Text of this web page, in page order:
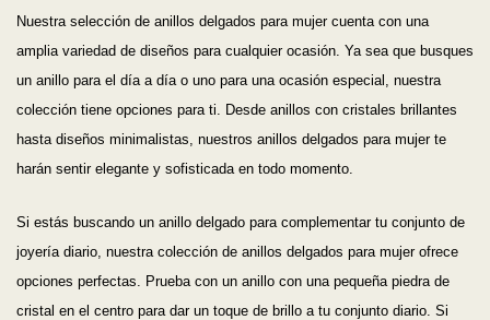
Nuestra selección de anillos delgados para mujer cuenta con una
amplia variedad de diseños para cualquier ocasión. Ya sea que busques
un anillo para el día a día o uno para una ocasión especial, nuestra
colección tiene opciones para ti. Desde anillos con cristales brillantes
hasta diseños minimalistas, nuestros anillos delgados para mujer te
harán sentir elegante y sofisticada en todo momento.
Si estás buscando un anillo delgado para complementar tu conjunto de
joyería diario, nuestra colección de anillos delgados para mujer ofrece
opciones perfectas. Prueba con un anillo con una pequeña piedra de
cristal en el centro para dar un toque de brillo a tu conjunto diario. Si